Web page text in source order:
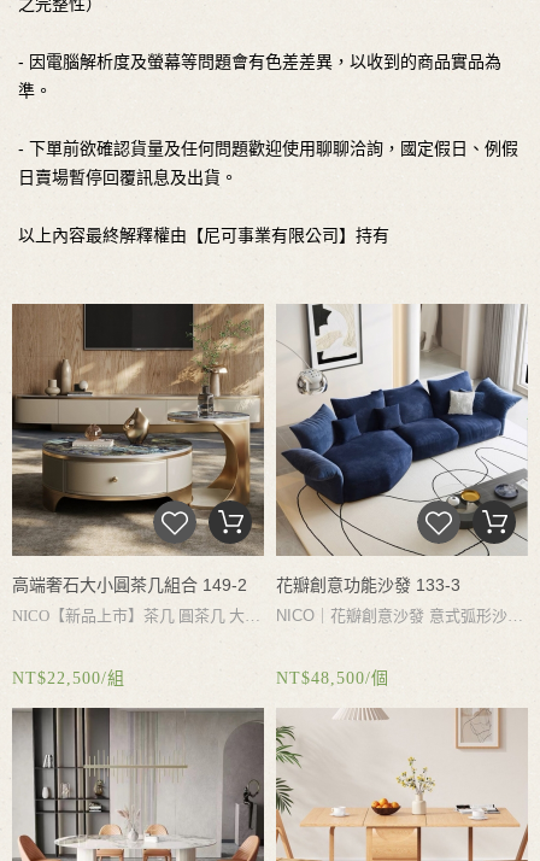
- 因電腦解析度及螢幕等問題會有色差差異，以收到的商品實品為
準。
- 下單前欲確認貨量及任何問題歡迎使用聊聊洽詢，國定假日、例假
日賣場暫停回覆訊息及出貨。
以上內容最終解釋權由【尼可事業有限公司】持有
高端奢石大小圓茶几組合 149-2
NICO【新品上市】茶几 圓茶几 大小
不鏽鋼茶几底座 不生鏽不氧化 高端
奢石檯面 耐磨耐熱耐刮好打理
NT$22,500/組
花瓣創意功能沙發 133-3
NICO｜ 花瓣創意沙發 意式弧形沙
的舒適感
NT$48,500/個